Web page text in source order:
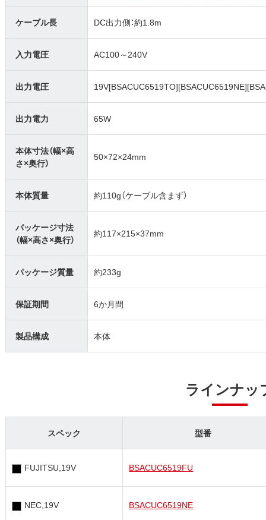
ケーブル長 DC出力側：約1.8m
入力電圧 AC100～240V
出力電圧
出力電力 65W
本体寸法（幅×高
さ×奥行）
50×72×24mm
本体質量 約110g（ケーブル含まず）
パッケージ寸法
（幅×高さ×奥行）
約117×215×37mm
パッケージ質量 約233g
保証期間 6か月間
製品構成 本体
ラインナッ
スペック 型番
FUJITSU,19V BSACUC6519FU
NEC,19V BSACUC6519NE